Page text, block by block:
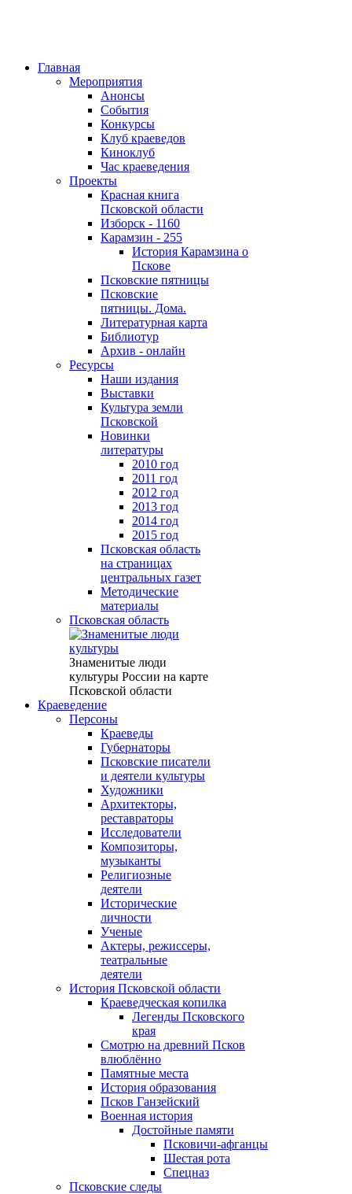
Главная
Мероприятия
Анонсы
События
Конкурсы
Клуб краеведов
Киноклуб
Час краеведения
Проекты
Красная книга
Псковской области
Изборск - 1160
Карамзин - 255
История Карамзина о
Пскове
Псковские пятницы
Псковские
пятницы. Дома.
Литературная карта
Библиотур
Архив - онлайн
Ресурсы
Наши издания
Выставки
Культура земли
Псковской
Новинки
литературы
2010 год
2011 год
2012 год
2013 год
2014 год
2015 год
Псковская область
на страницах
центральных газет
Методические
материалы
Псковская область
Знаменитые люди
культуры России на карте
Псковской области
Краеведение
Персоны
Краеведы
Губернаторы
Псковские писатели
и деятели культуры
Художники
Архитекторы,
реставраторы
Исследователи
Композиторы,
музыканты
Религиозные
деятели
Исторические
личности
Ученые
Актеры, режиссеры,
театральные
деятели
История Псковской области
Краеведческая копилка
Легенды Псковского
края
Смотрю на древний Псков
влюблённо
Памятные места
История образования
Псков Ганзейский
Военная история
Достойные памяти
Псковичи-афганцы
Шестая рота
Спецназ
Псковские следы